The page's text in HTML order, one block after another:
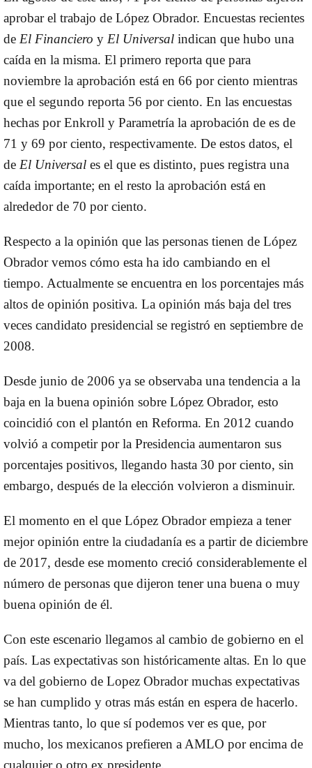
aprobar el trabajo de López Obrador. Encuestas recientes
de El Financiero y El Universal indican que hubo una
caída en la misma. El primero reporta que para
noviembre la aprobación está en 66 por ciento mientras
que el segundo reporta 56 por ciento. En las encuestas
hechas por Enkroll y Parametría la aprobación de es de
71 y 69 por ciento, respectivamente. De estos datos, el
de El Universal es el que es distinto, pues registra una
caída importante; en el resto la aprobación está en
alrededor de 70 por ciento.
Respecto a la opinión que las personas tienen de López
Obrador vemos cómo esta ha ido cambiando en el
tiempo. Actualmente se encuentra en los porcentajes más
altos de opinión positiva. La opinión más baja del tres
veces candidato presidencial se registró en septiembre de
2008.
Desde junio de 2006 ya se observaba una tendencia a la
baja en la buena opinión sobre López Obrador, esto
coincidió con el plantón en Reforma. En 2012 cuando
volvió a competir por la Presidencia aumentaron sus
porcentajes positivos, llegando hasta 30 por ciento, sin
embargo, después de la elección volvieron a disminuir.
El momento en el que López Obrador empieza a tener
mejor opinión entre la ciudadanía es a partir de diciembre
de 2017, desde ese momento creció considerablemente el
número de personas que dijeron tener una buena o muy
buena opinión de él.
Con este escenario llegamos al cambio de gobierno en el
país. Las expectativas son históricamente altas. En lo que
va del gobierno de Lopez Obrador muchas expectativas
se han cumplido y otras más están en espera de hacerlo.
Mientras tanto, lo que sí podemos ver es que, por
mucho, los mexicanos prefieren a AMLO por encima de
cualquier o otro ex presidente.